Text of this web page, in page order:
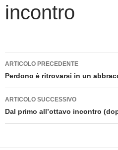
incontro
Navigazione
articolo
ARTICOLO PRECEDENTE
Perdono è ritrovarsi in un
ARTICOLO SUCCESSIVO
Dal primo all’ottavo incontro